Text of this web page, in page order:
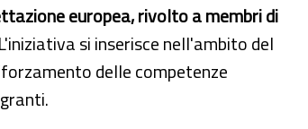
europea, rivolto a membri di
si inserisce nell'ambito del
delle competenze